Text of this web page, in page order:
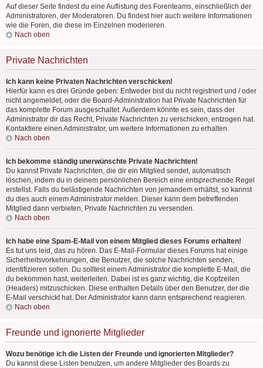
Auf dieser Seite findest du eine Auflistung des Forenteams, einschließlich der
Administratoren, der Moderatoren. Du findest hier auch weitere Informationen
wie die Foren, die diese im Einzelnen moderieren.
Nach oben
Private Nachrichten
Ich kann keine Privaten Nachrichten verschicken!
Hierfür kann es drei Gründe geben: Entweder bist du nicht registriert und / oder
nicht angemeldet, oder die Board-Administration hat Private Nachrichten für
das komplette Forum ausgeschaltet. Außerdem könnte es sein, dass der
Administrator dir das Recht, Private Nachrichten zu verschicken, entzogen hat.
Kontaktiere einen Administrator, um weitere Informationen zu erhalten.
Nach oben
Ich bekomme ständig unerwünschte Private Nachrichten!
Du kannst Private Nachrichten, die dir ein Mitglied sendet, automatisch
löschen, indem du in deinem persönlichen Bereich eine entsprechende Regel
erstellst. Falls du belästigende Nachrichten von jemandem erhältst, so kannst
du dies auch einem Administrator melden. Dieser kann dem betreffenden
Mitglied dann verbieten, Private Nachrichten zu versenden.
Nach oben
Ich habe eine Spam-E-Mail von einem Mitglied dieses Forums erhalten!
Es tut uns leid, das zu hören. Das E-Mail-Formular dieses Forums hat einige
Sicherheitsvorkehrungen, die Benutzer, die solche Nachrichten senden,
identifizieren sollen. Du solltest einem Administrator die komplette E-Mail, die
du bekommen hast, weiterleiten. Dabei ist es ganz wichtig, die Kopfzeilen
(Headers) mitzuschicken. Diese enthalten Details über den Benutzer, der die
E-Mail verschickt hat. Der Administrator kann dann entsprechend reagieren.
Nach oben
Freunde und ignorierte Mitglieder
Wozu benötige ich die Listen der Freunde und ignorierten Mitglieder?
Du kannst diese Listen benutzen, um andere Mitglieder des Boards zu